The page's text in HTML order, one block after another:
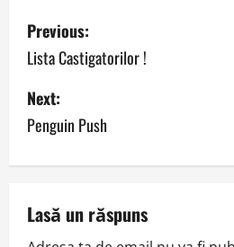
P
o
s
t
n
a
Previous:
Lista Castigatorilor !
Next:
Penguin Push
Lasă un răspuns